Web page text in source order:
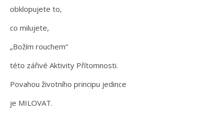
obklopujete to,
co milujete,
„Božím rouchem“
této zářivé Aktivity Přítomnosti.
Povahou životního principu jedince
je MILOVAT.